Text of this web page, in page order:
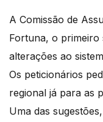
A Comissão de
Fortuna, o
alterações ao
Os peticionários
regional já para as
Uma das